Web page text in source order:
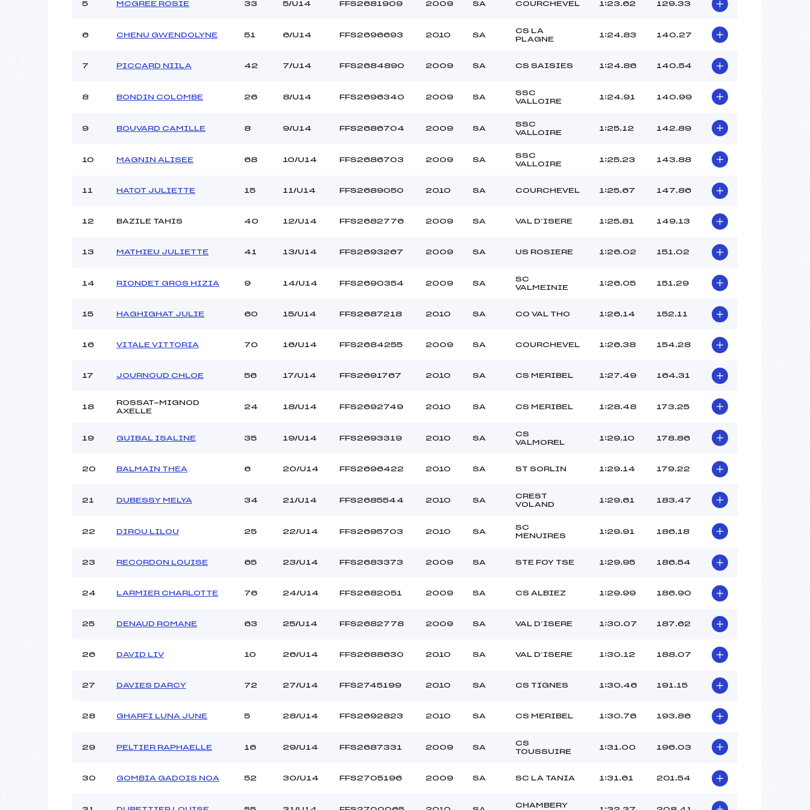
ANSELMET (SA)
Température départ :
Pénalité appliquée :
103.6700
5 MCGREE ROSIE 33 5/U14 FFS2681909 2009 SA COURCHEVEL 1:23.62 129.33
6 CHENU GWENDOLYNE 51 6/U14 FFS2696693 2010 SA
CS LA
PLAGNE
1:24.83 140.27
7 PICCARD NIILA 42 7/U14 FFS2684890 2009 SA CS SAISIES 1:24.86 140.54
8 BONDIN COLOMBE 26 8/U14 FFS2696340 2009 SA
SSC
VALLOIRE
1:24.91 140.99
9 BOUVARD CAMILLE 8 9/U14 FFS2686704 2009 SA
SSC
VALLOIRE
1:25.12 142.89
10 MAGNIN ALISEE 68 10/U14 FFS2686703 2009 SA
SSC
VALLOIRE
1:25.23 143.88
11 HATOT JULIETTE 15 11/U14 FFS2689050 2010 SA COURCHEVEL 1:25.67 147.86
12 BAZILE TAHIS 40 12/U14 FFS2682776 2009 SA VAL D’ISERE 1:25.81 149.13
13 MATHIEU JULIETTE 41 13/U14 FFS2693267 2009 SA US ROSIERE 1:26.02 151.02
14 RIONDET GROS HIZIA 9 14/U14 FFS2690354 2009 SA
SC
VALMEINIE
1:26.05 151.29
15 HAGHIGHAT JULIE 60 15/U14 FFS2687218 2010 SA CO VAL THO 1:26.14 152.11
16 VITALE VITTORIA 70 16/U14 FFS2684255 2009 SA COURCHEVEL 1:26.38 154.28
17 JOURNOUD CHLOE 56 17/U14 FFS2691767 2010 SA CS MERIBEL 1:27.49 164.31
18
ROSSAT-MIGNOD
AXELLE
24 18/U14 FFS2692749 2010 SA CS MERIBEL 1:28.48 173.25
19 GUIBAL ISALINE 35 19/U14 FFS2693319 2010 SA
CS
VALMOREL
1:29.10 178.86
20 BALMAIN THEA 6 20/U14 FFS2696422 2010 SA ST SORLIN 1:29.14 179.22
21 DUBESSY MELYA 34 21/U14 FFS2685544 2010 SA
CREST
VOLAND
1:29.61 183.47
22 DIROU LILOU 25 22/U14 FFS2695703 2010 SA
SC
MENUIRES
1:29.91 186.18
23 RECORDON LOUISE 65 23/U14 FFS2683373 2009 SA STE FOY TSE 1:29.95 186.54
24 LARMIER CHARLOTTE 76 24/U14 FFS2682051 2009 SA CS ALBIEZ 1:29.99 186.90
25 DENAUD ROMANE 63 25/U14 FFS2682778 2009 SA VAL D’ISERE 1:30.07 187.62
26 DAVID LIV 10 26/U14 FFS2688630 2010 SA VAL D’ISERE 1:30.12 188.07
27 DAVIES DARCY 72 27/U14 FFS2745199 2010 SA CS TIGNES 1:30.46 191.15
28 GHARFI LUNA JUNE 5 28/U14 FFS2692823 2010 SA CS MERIBEL 1:30.76 193.86
29 PELTIER RAPHAELLE 16 29/U14 FFS2687331 2009 SA
CS
TOUSSUIRE
1:31.00 196.03
30 GOMBIA GADOIS NOA 52 30/U14 FFS2705196 2009 SA SC LA TANIA 1:31.61 201.54
CHAMBERY